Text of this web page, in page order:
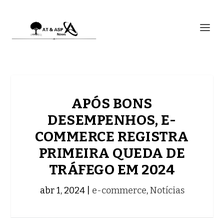
APÓS BONS
DESEMPENHOS, E-
COMMERCE REGISTRA
PRIMEIRA QUEDA DE
TRÁFEGO EM 2024
abr 1, 2024| e-commerce,Notícias